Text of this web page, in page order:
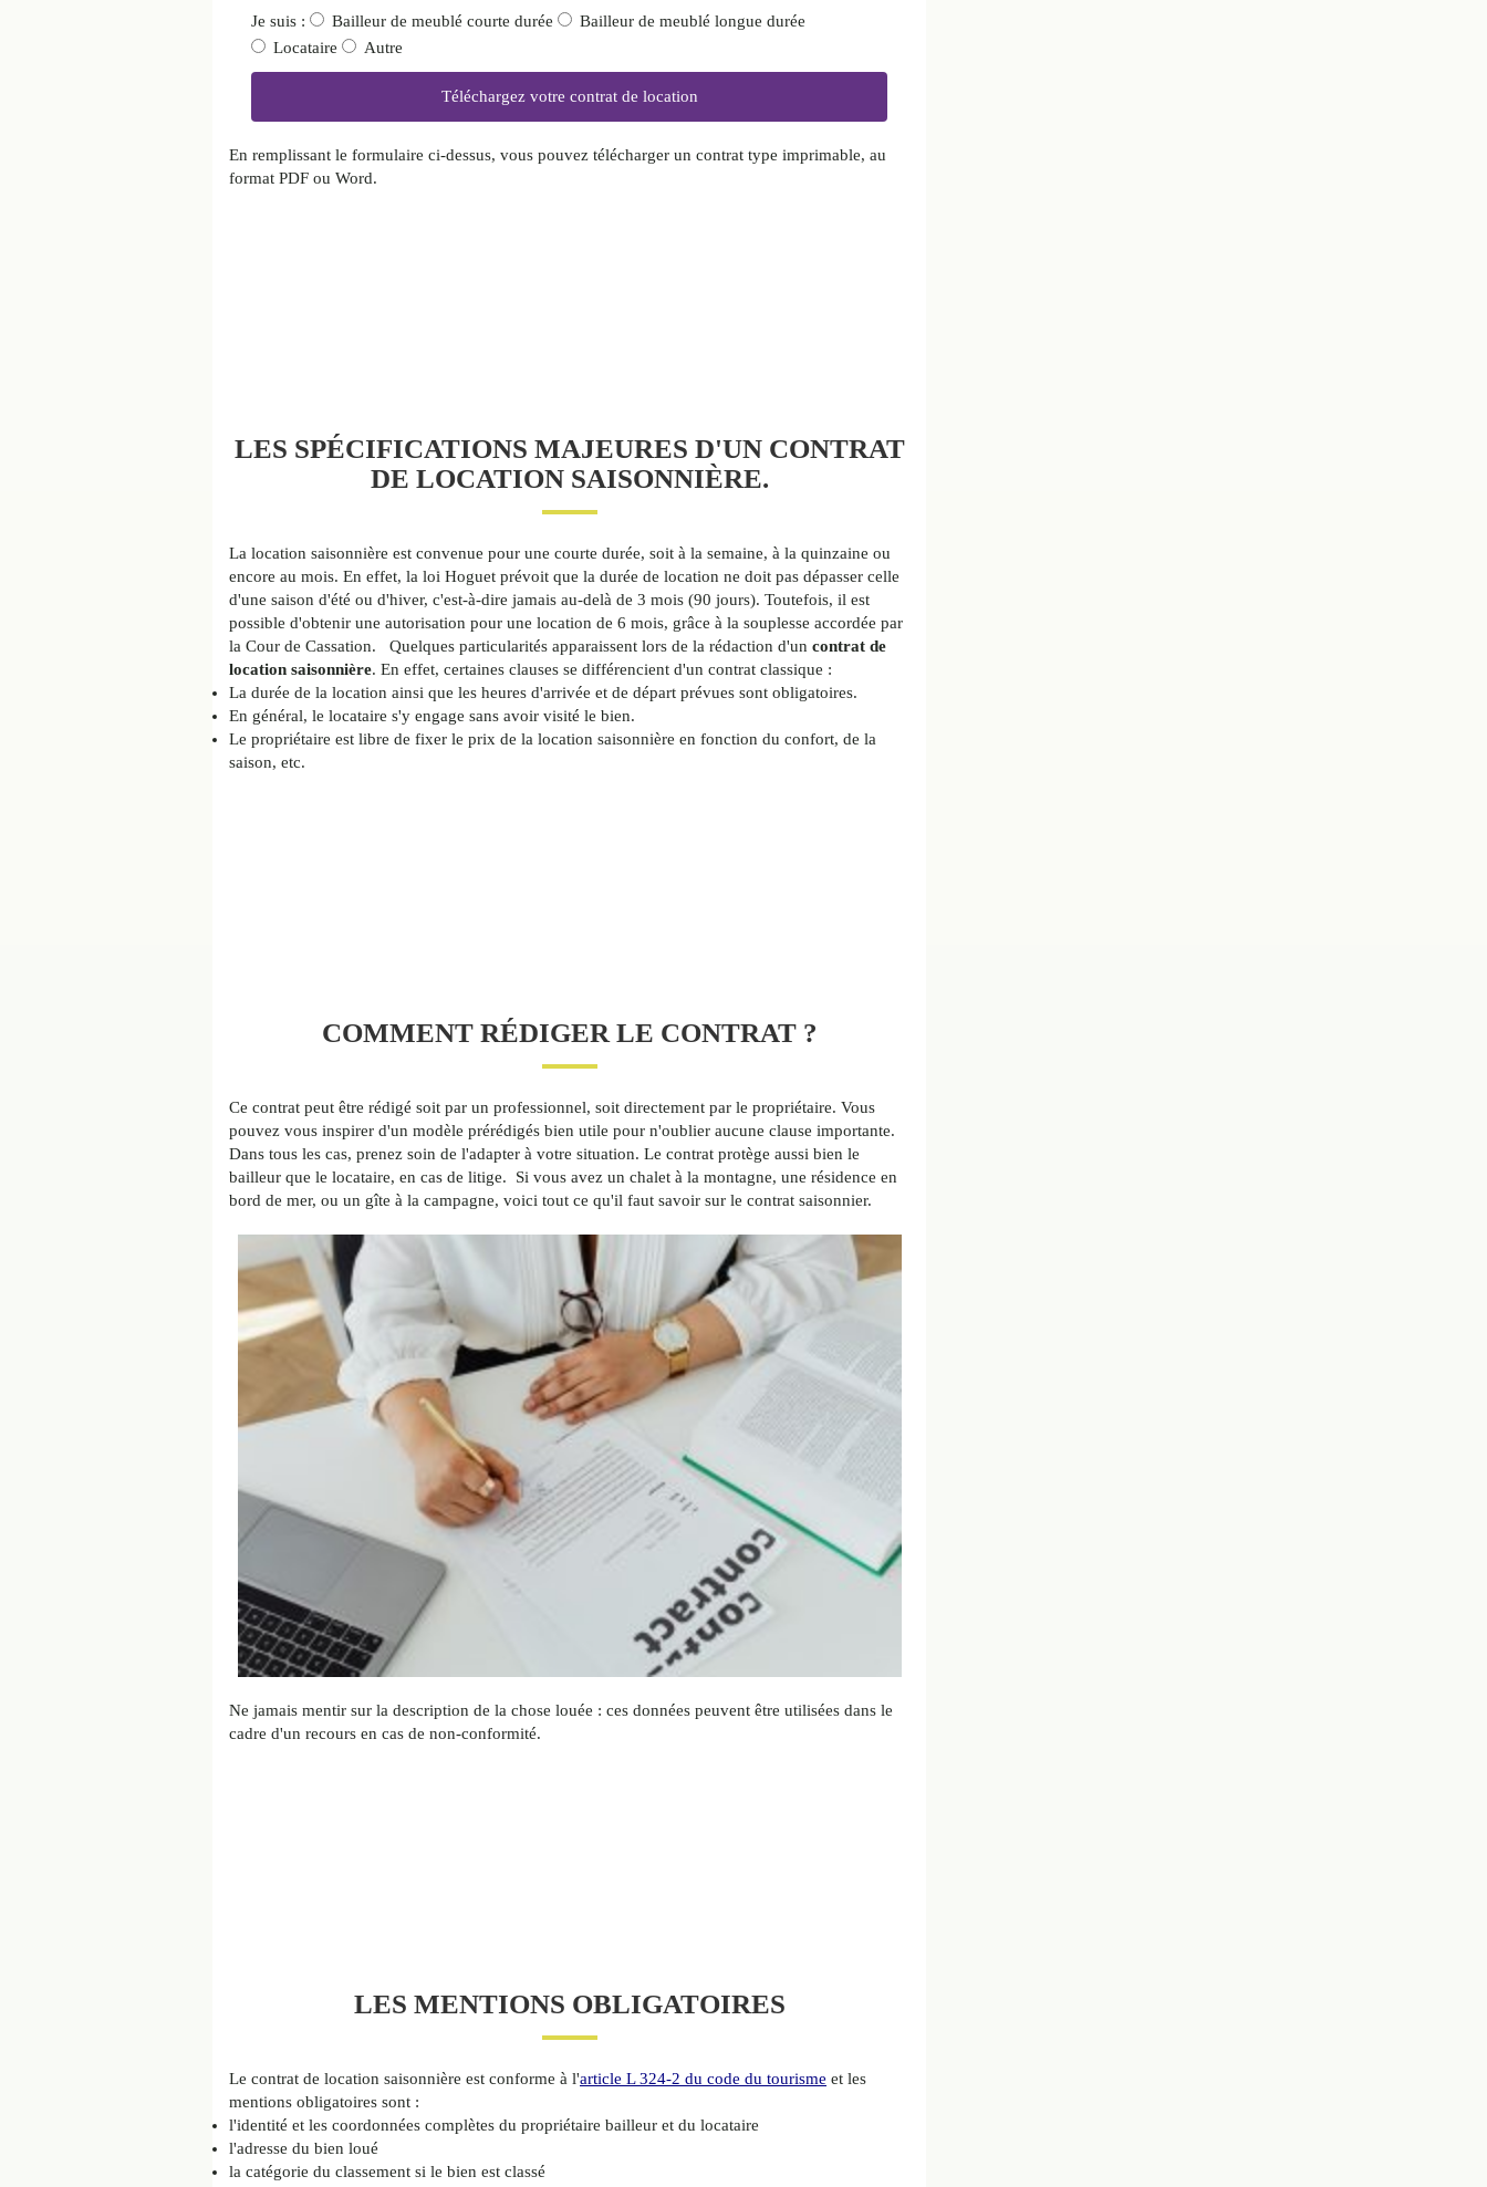
Je suis : Bailleur de meublé courte durée
Bailleur de meublé longue durée
Locataire
Autre
En remplissant le formulaire ci-dessus, vous pouvez télécharger un contrat type imprimable, au
format PDF ou Word.
LES SPÉCIFICATIONS MAJEURES D'UN CONTRAT
DE LOCATION SAISONNIÈRE.
La location saisonnière est convenue pour une courte durée, soit à la semaine, à la quinzaine ou
encore au mois. En effet, la loi Hoguet prévoit que la durée de location ne doit pas dépasser celle
d'une saison d'été ou d'hiver, c'est-à-dire jamais au-delà de 3 mois (90 jours). Toutefois, il est
possible d'obtenir une autorisation pour une location de 6 mois, grâce à la souplesse accordée par
la Cour de Cassation. Quelques particularités apparaissent lors de la rédaction d'un contrat de
location saisonnière. En effet, certaines clauses se différencient d'un contrat classique :
La durée de la location ainsi que les heures d'arrivée et de départ prévues sont obligatoires.
En général, le locataire s'y engage sans avoir visité le bien.
Le propriétaire est libre de fixer le prix de la location saisonnière en fonction du confort, de la
saison, etc.
COMMENT RÉDIGER LE CONTRAT ?
Ce contrat peut être rédigé soit par un professionnel, soit directement par le propriétaire. Vous
pouvez vous inspirer d'un modèle prérédigés bien utile pour n'oublier aucune clause importante.
Dans tous les cas, prenez soin de l'adapter à votre situation. Le contrat protège aussi bien le
bailleur que le locataire, en cas de litige. Si vous avez un chalet à la montagne, une résidence en
bord de mer, ou un gîte à la campagne, voici tout ce qu'il faut savoir sur le contrat saisonnier.
Ne jamais mentir sur la description de la chose louée : ces données peuvent être utilisées dans le
cadre d'un recours en cas de non-conformité.
LES MENTIONS OBLIGATOIRES
Le contrat de location saisonnière est conforme à l'article L 324-2 du code du tourisme et les
mentions obligatoires sont :
l'identité et les coordonnées complètes du propriétaire bailleur et du locataire
l'adresse du bien loué
la catégorie du classement si le bien est classé